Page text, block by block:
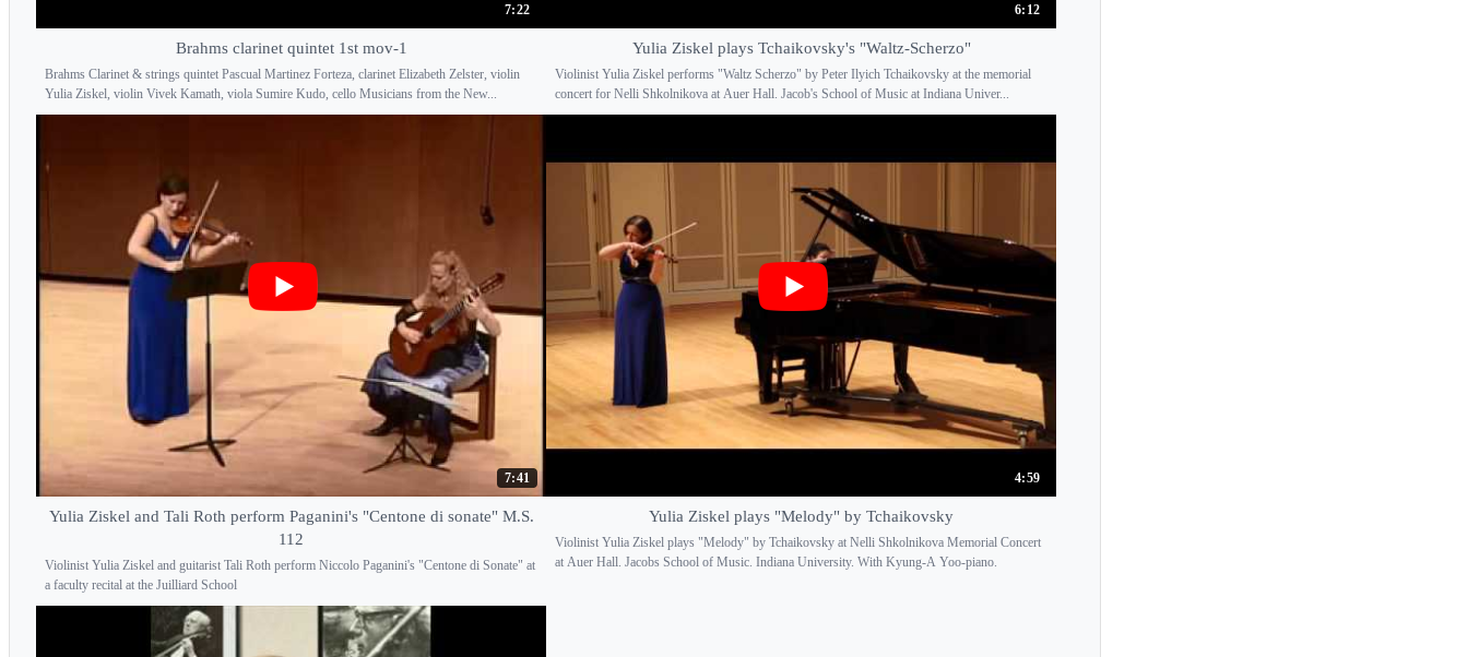
7:22
Brahms clarinet quintet 1st mov-1
Brahms Clarinet & strings quintet Pascual Martinez Forteza, clarinet Elizabeth Zelster, violin
Yulia Ziskel, violin Vivek Kamath, viola Sumire Kudo, cello Musicians from the New...
6:12
Yulia Ziskel plays Tchaikovsky's "Waltz-Scherzo"
Violinist Yulia Ziskel performs "Waltz Scherzo" by Peter Ilyich Tchaikovsky at the memorial
concert for Nelli Shkolnikova at Auer Hall. Jacob's School of Music at Indiana Univer...
7:41
Yulia Ziskel and Tali Roth perform Paganini's "Centone di sonate" M.S.
112
Violinist Yulia Ziskel and guitarist Tali Roth perform Niccolo Paganini's "Centone di Sonate" at
a faculty recital at the Juilliard School
4:59
Yulia Ziskel plays "Melody" by Tchaikovsky
Violinist Yulia Ziskel plays "Melody" by Tchaikovsky at Nelli Shkolnikova Memorial Concert
at Auer Hall. Jacobs School of Music. Indiana University. With Kyung-A Yoo-piano.